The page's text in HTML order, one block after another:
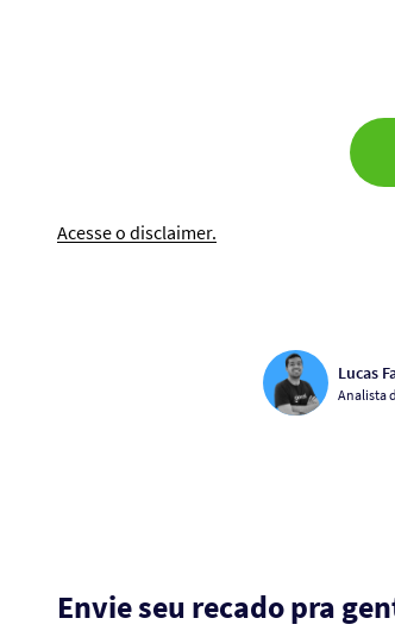
Acesse o disclaimer.
Lucas
Analista
Envie seu recado pra